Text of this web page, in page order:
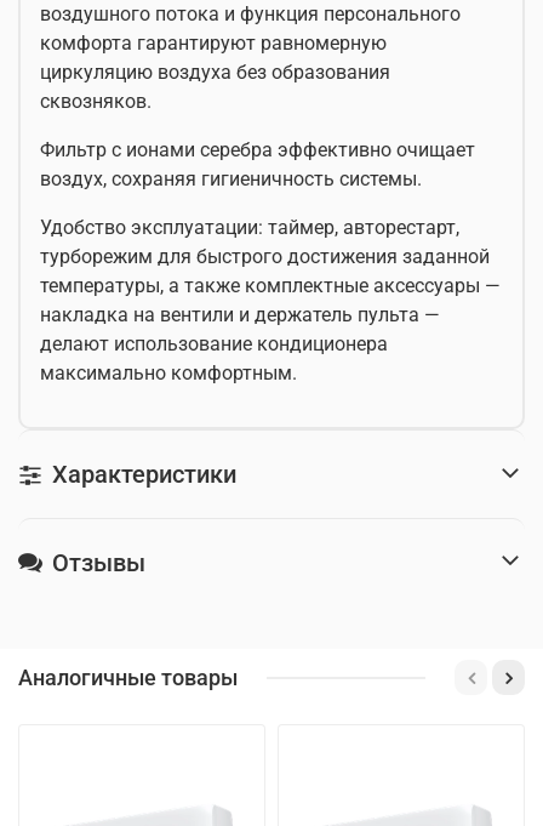
воздушного потока и функция персонального
комфорта гарантируют равномерную
циркуляцию воздуха без образования
сквозняков.
Фильтр с ионами серебра эффективно очищает
воздух, сохраняя гигиеничность системы.
Удобство эксплуатации: таймер, авторестарт,
турборежим для быстрого достижения заданной
температуры, а также комплектные аксессуары —
накладка на вентили и держатель пульта —
делают использование кондиционера
максимально комфортным.
Характеристики
Отзывы
Аналогичные товары